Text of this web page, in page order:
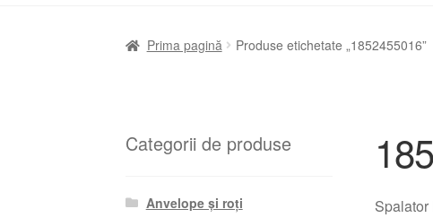
Prima pagină Produse etichetate „1852455016”
Categorii de produse
Anvelope și roți